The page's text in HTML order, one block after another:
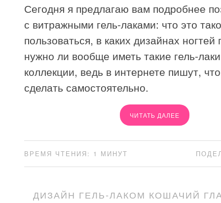
Сегодня я предлагаю вам подробнее
с витражными гель-лаками: что это
пользоваться, в каких дизайнах
нужно ли вообще иметь такие гель-
коллекции, ведь в интернете пишут,
сделать самостоятельно.
ЧИТАТЬ ДАЛЕЕ
ВРЕМЯ ЧТЕНИЯ: 1 МИНУТ
ДИЗАЙН ГЕЛЬ-ЛАКОМ КОШАЧИЙ